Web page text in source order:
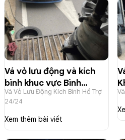
Vá vỏ lưu động và kích
bình khuc vực Bình
Dương (củ) và lân cận
liên hệ 0902235532
Vá Vỏ Lưu Động Kích Bình Hổ Trợ
24/24
Xem thêm bài viết